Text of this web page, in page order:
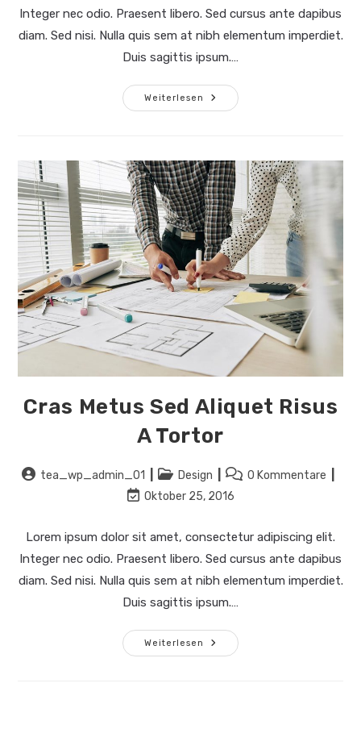
Integer nec odio. Praesent libero. Sed cursus ante dapibus
diam. Sed nisi. Nulla quis sem at nibh elementum imperdiet.
Duis sagittis ipsum.…
Weiterlesen
Quis
Ligula
Cras Metus Sed Aliquet Risus
A Tortor
Beitrags-
tea_wp_admin_01
Beitrags-
Kategorie:
Design
Beitrags-
Kommentare:
0 Kommentare
Beitrag
geändert
Oktober 25, 2016
Lorem ipsum dolor sit amet, consectetur adipiscing elit.
Integer nec odio. Praesent libero. Sed cursus ante dapibus
diam. Sed nisi. Nulla quis sem at nibh elementum imperdiet.
Duis sagittis ipsum.…
Weiterlesen
Cras
Metus